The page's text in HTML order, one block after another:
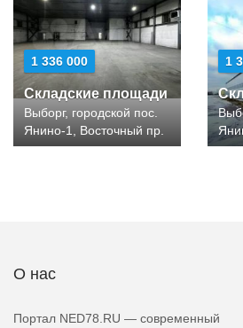
1 336 000
Складские площади
Выборг, городской пос.
Янино-1, Восточный пр.
1
О нас
Портал NED78.RU — современный